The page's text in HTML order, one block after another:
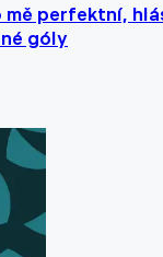
perfektní,
góly